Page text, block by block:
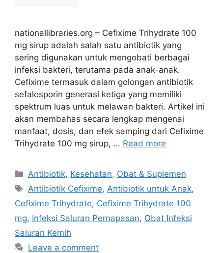
nationallibraries.org – Cefixime Trihydrate 100
mg sirup adalah salah satu antibiotik yang
sering digunakan untuk mengobati berbagai
infeksi bakteri, terutama pada anak-anak.
Cefixime termasuk dalam golongan antibiotik
sefalosporin generasi ketiga yang memiliki
spektrum luas untuk melawan bakteri. Artikel ini
akan membahas secara lengkap mengenai
manfaat, dosis, dan efek samping dari Cefixime
Trihydrate 100 mg sirup, … Read more
Categories
Antibiotik, Kesehatan, Obat & Suplemen
Tags
Antibiotik Cefixime,Antibiotik untuk Anak,
Cefixime Trihydrate, Cefixime Trihydrate 100
mg, Infeksi Saluran Pernapasan, Obat Infeksi
Saluran Kemih
Leave a comment